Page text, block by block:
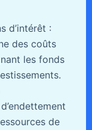
d’intérêt :
des coûts
les fonds
de